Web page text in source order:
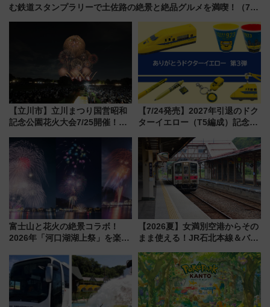
む鉄道スタンプラリーで土佐路の絶景と絶品グルメを満喫！（7月
【立川市】立川まつり国営昭和
記念公園花火大会7/25開催！
混雑に要注意、その理由は
【7/24発売】2027年引退のドク
ターイエロー（T5編成）記念グ
送の目覚まし時計など通販・販
売店舗まとめ
富士山と花火の絶景コラボ！
2026年「河口湖湖上祭」を楽し
ススメ
【2026夏】女満別空港からその
まま使える！JR石北本線＆バス
ーパス」でおトクに道東観光
（8/3発売）